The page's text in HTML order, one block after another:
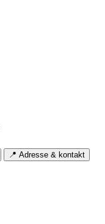
📍 Adresse & kontakt